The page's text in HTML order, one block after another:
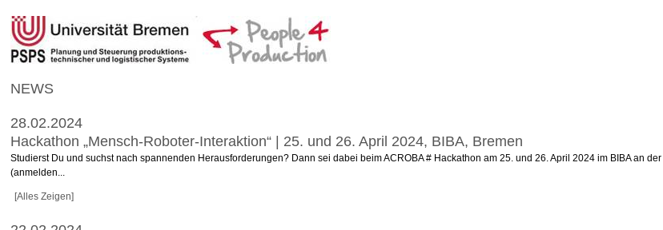
NEWS
28.02.2024
Hackathon „Mensch-Roboter-Interaktion“ | 25. und 26. April 2024, BIBA, Bremen
Studierst Du und suchst nach spannenden Herausforderungen? Dann sei dabei beim ACROBA # Hackathon am 25. und 26. April 2024 im BIBA an
(anmelden...
[Alles Zeigen]